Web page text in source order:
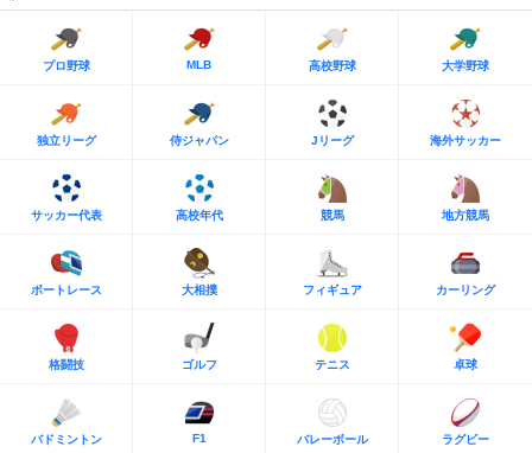
プロ野球 MLB 高校野球 大学野球
独立リーグ 侍ジャパン Jリーグ 海外サッカー
サッカー代表 高校年代 競馬 地方競馬
ボートレース 大相撲 フィギュア カーリング
格闘技 ゴルフ テニス 卓球
バドミントン F1 バレーボール ラグビー